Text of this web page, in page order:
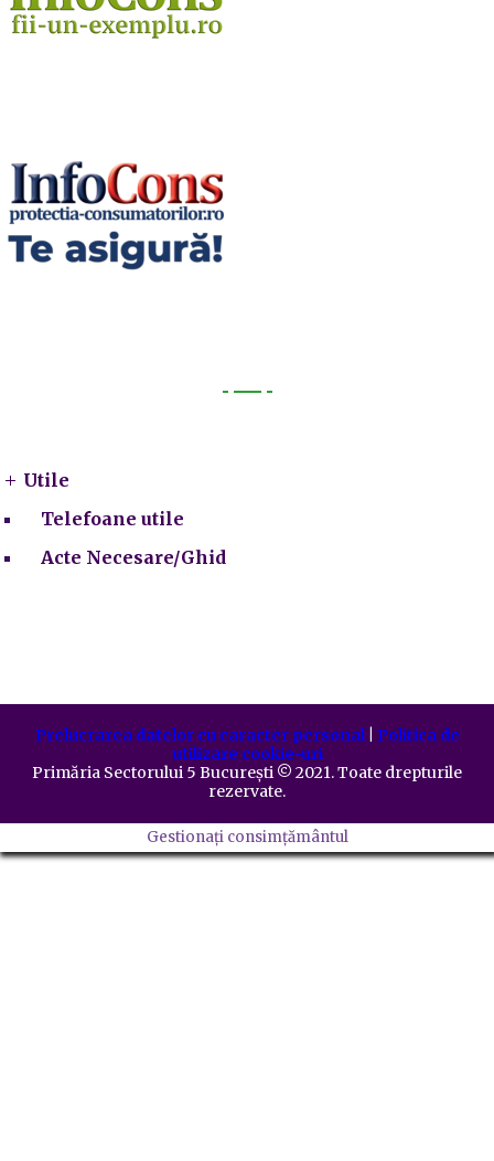
Utile
Telefoane utile
Acte Necesare/Ghid
Prelucrarea datelor cu caracter personal| Politica de
utilizare cookie-uri
Primăria Sectorului 5 București ©️ 2021. Toate drepturile
rezervate.
Gestionați consimțământul